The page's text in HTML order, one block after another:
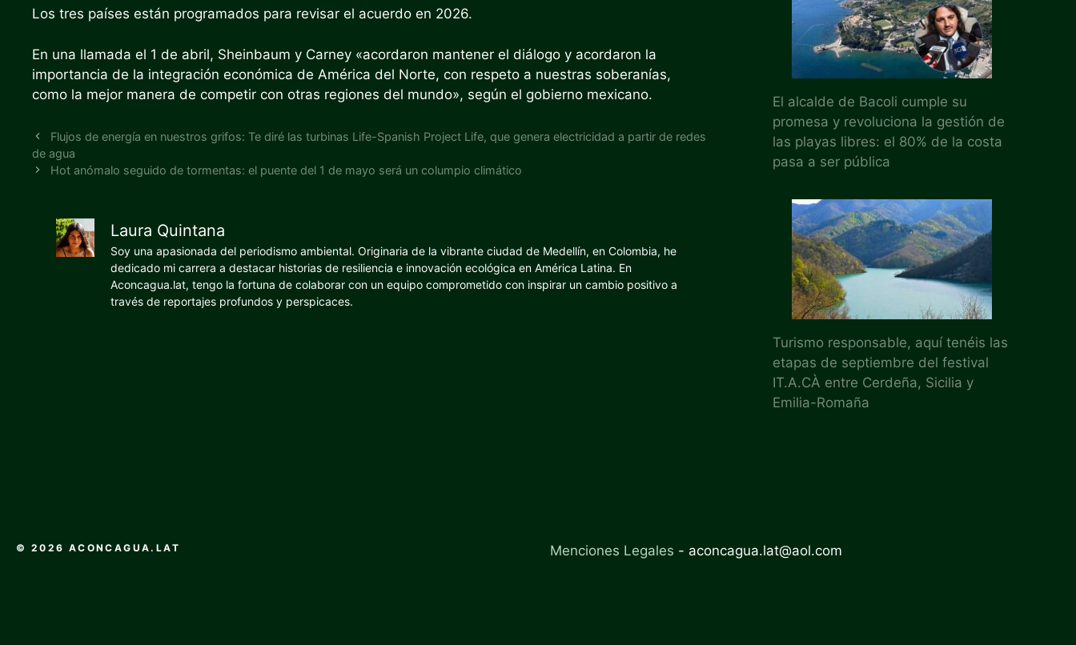
Los tres países están programados para revisar el acuerdo en 2026.
En una llamada el 1 de abril, Sheinbaum y Carney «acordaron mantener el diálogo y acordaron la
importancia de la integración económica de América del Norte, con respeto a nuestras soberanías,
como la mejor manera de competir con otras regiones del mundo», según el gobierno mexicano.
Flujos de energía en nuestros grifos: Te diré las turbinas Life-Spanish Project Life, que genera electricidad a partir de redes
de agua
Hot anómalo seguido de tormentas: el puente del 1 de mayo será un columpio climático
Laura Quintana
Soy una apasionada del periodismo ambiental. Originaria de la vibrante ciudad de Medellín, en Colombia, he
dedicado mi carrera a destacar historias de resiliencia e innovación ecológica en América Latina. En
Aconcagua.lat, tengo la fortuna de colaborar con un equipo comprometido con inspirar un cambio positivo a
través de reportajes profundos y perspicaces.
El alcalde de Bacoli cumple su
promesa y revoluciona la gestión de
las playas libres: el 80% de la costa
pasa a ser pública
Turismo responsable, aquí tenéis las
etapas de septiembre del festival
IT.A.CÀ entre Cerdeña, Sicilia y
Emilia-Romaña
© 2026 ACONCAGUA.LAT Menciones Legales - aconcagua.lat@aol.com